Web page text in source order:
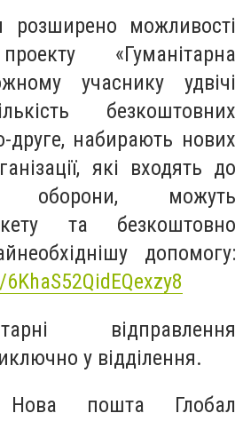
розширено можливості
«Гуманітарна
учаснику удвічі
безкоштовних
друге, набирають нових
які входять до
оборони, можуть
та безкоштовно
допомогу:
відправлення
у відділення.
пошта Глобал